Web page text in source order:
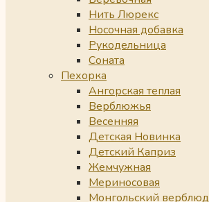
Нить Люрекс
Носочная добавка
Рукодельница
Соната
Пехорка
Ангорская теплая
Верблюжья
Весенняя
Детская Новинка
Детский Каприз
Жемчужная
Мериносовая
Монгольский верблюд